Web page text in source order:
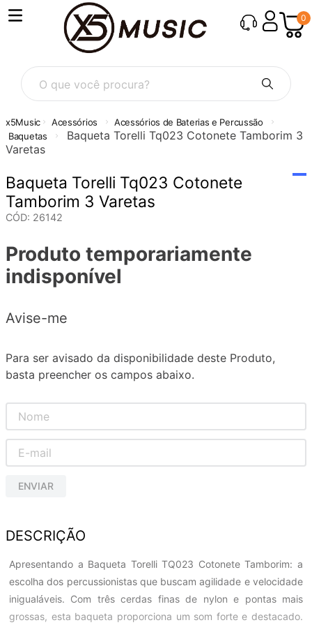
0
O que você procura?
Acessórios
Acessórios de Baterias e Percussão
Baquetas
Baqueta Torelli Tq023 Cotonete Tamborim 3
Varetas
Baqueta Torelli Tq023 Cotonete
Tamborim 3 Varetas
CÓD: 26142
Produto temporariamente
indisponível
Avise-me
Para ser avisado da disponibilidade deste Produto,
basta preencher os campos abaixo.
ENVIAR
DESCRIÇÃO
Apresentando a Baqueta Torelli TQ023 Cotonete Tamborim: a
escolha dos percussionistas que buscam agilidade e velocidade
inigualáveis. Com três cerdas finas de nylon e pontas mais
grossas, esta baqueta proporciona um som forte e destacado.